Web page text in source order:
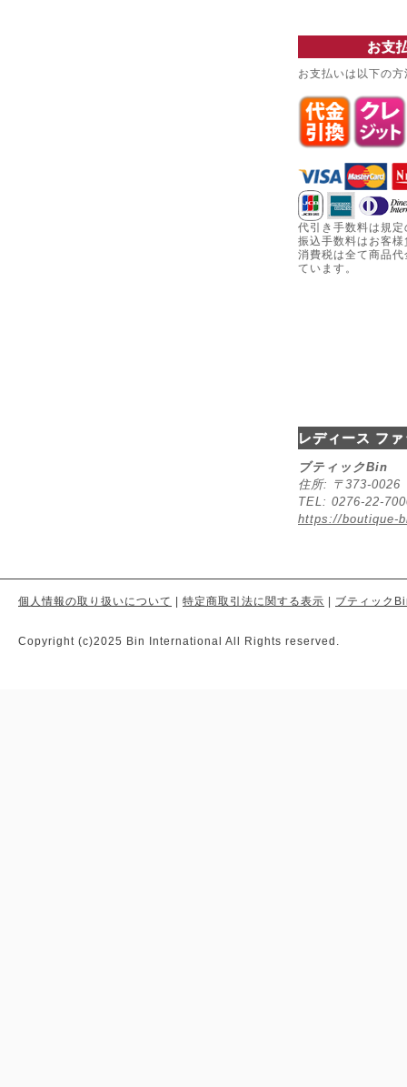
お支
お支払いは以下の
代引き手数料は規
振込手数料はお客
消費税は全て商品
ています。
レディース フ
ブティックBin
住所: 〒373-
TEL: 0276-22-
https://boutique-
個人情報の取り扱いについて 特定商取引法に関する表示 ブティック
Copyright (c)2025 Bin International All Rights reserved.